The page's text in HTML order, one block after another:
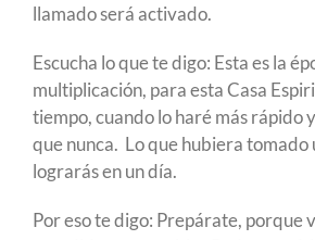
llamado será activado.
Escucha lo que te digo: Esta es la
multiplicación, para esta Casa
tiempo, cuando lo haré más rápido
que nunca. Lo que hubiera tomado
lograrás en un día.
Por eso te digo: Prepárate, porque